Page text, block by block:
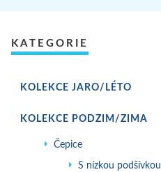
KATEGORIE
KOLEKCE JARO/LÉTO
KOLEKCE PODZIM/ZIMA
Čepice
S nízkou podšívkou